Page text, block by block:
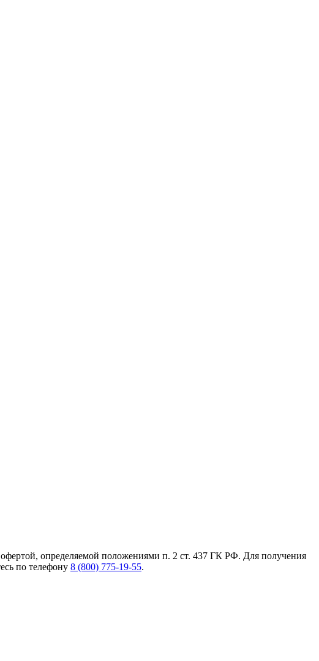
определяемой положениями п. 2 ст. 437 ГК РФ. Для получения
по телефону 8 (800) 775-19-55.